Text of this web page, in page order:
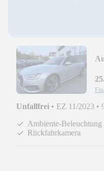
Unfallfrei • EZ 11/2023 •
Ambiente-Beleuchtung
Rückfahrkamera